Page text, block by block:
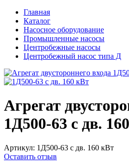
Главная
Каталог
Насосное оборудование
Промышленные насосы
Центробежные насосы
Центробежный насос типа Д
Агрегат
1Д500-63 с дв.
Артикул: 1Д500-63 с дв. 160 кВт
Оставить отзыв